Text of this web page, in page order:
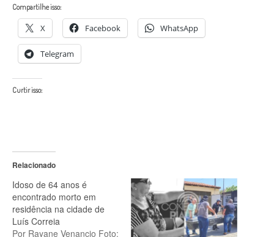
Compartilhe isso:
X Facebook WhatsApp
Telegram
Curtir isso:
Relacionado
Idoso de 64 anos é
encontrado morto em
residência na cidade de
Luís Correia
Por Rayane Venancio Foto: